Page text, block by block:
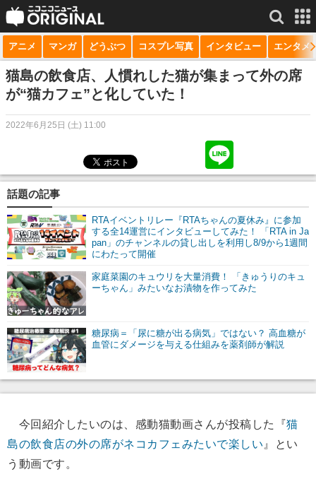
サービス一覧 もっと見る
niconico
動画
生放送
チャンネル
マンガ
ニコニコQ
アニメ マンガ どうぶつ コスプレ写真 インタビュー エンタメ
猫島の飲食店、人慣れした猫が集まって外の席
が“猫カフェ”と化していた！
2022年6月25日 (土) 11:00
話題の記事
RTAイベントリレー『RTAちゃんの夏休み』に参加
する全14運営にインタビューしてみた！ 「RTA in Ja
pan」のチャンネルの貸し出しを利用し8/9から1週間
にわたって開催
家庭菜園のキュウリを大量消費！ 「きゅうりのキュ
ーちゃん」みたいなお漬物を作ってみた
糖尿病＝「尿に糖が出る病気」ではない？ 高血糖が
血管にダメージを与える仕組みを薬剤師が解説
今回紹介したいのは、感動猫動画さんが投稿した『猫
島の飲食店の外の席がネコカフェみたいで楽しい 』とい
う動画です。